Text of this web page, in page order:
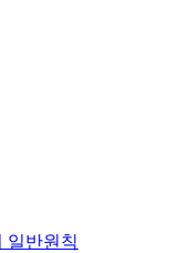
일반원칙